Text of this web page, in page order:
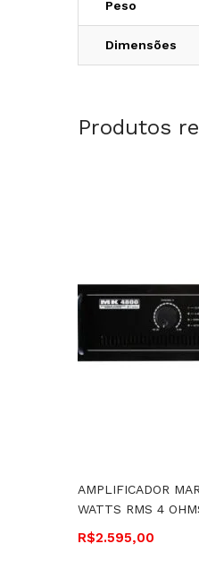
Peso
Dimensões
Produtos
AMPLIFICADOR
WATTS RMS 4
R$2.595,00